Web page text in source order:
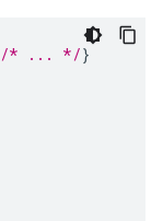
/* ... */}